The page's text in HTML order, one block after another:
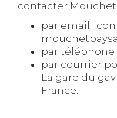
contacter Mouchet
par email :
par téléphone
par courrier
La gare du
France.